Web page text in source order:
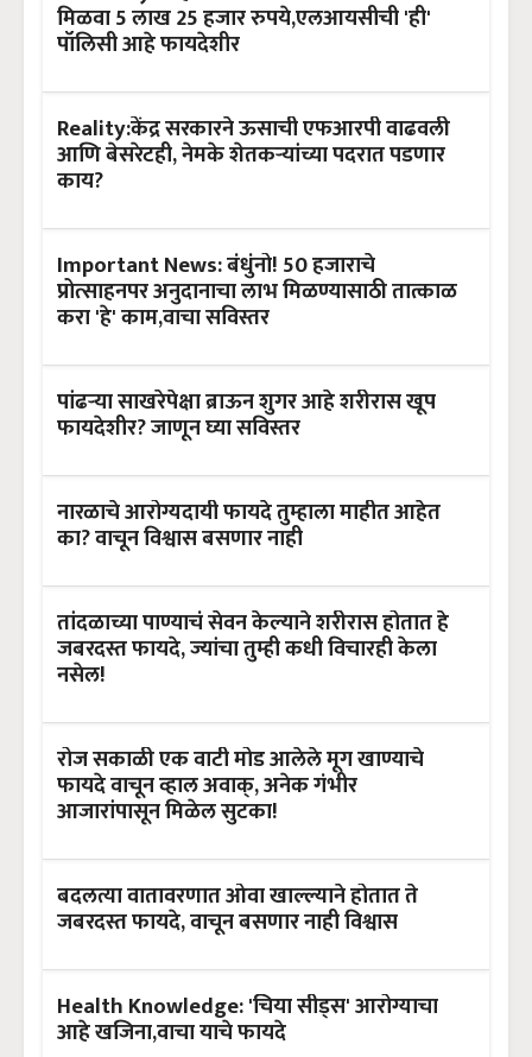
मिळवा 5 लाख 25 हजार रुपये,एलआयसीची 'ही'
पॉलिसी आहे फायदेशीर
Reality:केंद्र सरकारने ऊसाची एफआरपी वाढवली
आणि बेसरेटही, नेमके शेतकऱ्यांच्या पदरात पडणार
काय?
Important News: बंधुंनो! 50 हजाराचे
प्रोत्साहनपर अनुदानाचा लाभ मिळण्यासाठी तात्काळ
करा 'हे' काम,वाचा सविस्तर
पांढऱ्या साखरेपेक्षा ब्राऊन शुगर आहे शरीरास खूप
फायदेशीर? जाणून घ्या सविस्तर
नारळाचे आरोग्यदायी फायदे तुम्हाला माहीत आहेत
का? वाचून विश्वास बसणार नाही
तांदळाच्या पाण्याचं सेवन केल्याने शरीरास होतात हे
जबरदस्त फायदे, ज्यांचा तुम्ही कधी विचारही केला
नसेल!
रोज सकाळी एक वाटी मोड आलेले मूग खाण्याचे
फायदे वाचून व्हाल अवाक्, अनेक गंभीर
आजारांपासून मिळेल सुटका!
बदलत्या वातावरणात ओवा खाल्ल्याने होतात ते
जबरदस्त फायदे, वाचून बसणार नाही विश्वास
Health Knowledge: 'चिया सीड्स' आरोग्याचा
आहे खजिना,वाचा याचे फायदे